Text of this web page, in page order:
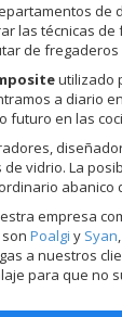
de
las técnicas
de fregaderos
utilizado
a diario
futuro en las
vidrio. La
abanico
empresa
Poalgi y Syan
a nuestros
para que no